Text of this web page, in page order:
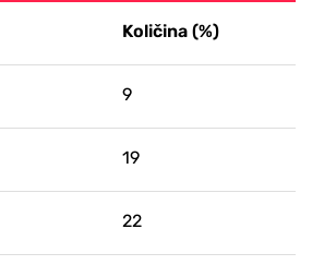
Količina (%)
9
19
22